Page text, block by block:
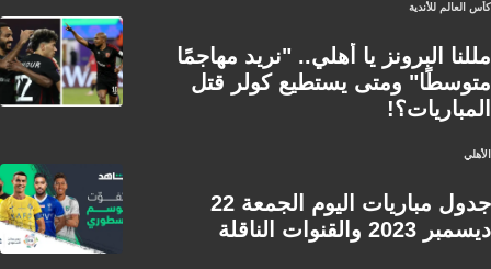
كأس العالم للأندية
مللنا البرونز يا أهلي.. "نريد مهاجمًا
متوسطًا" ومتى يستطيع كولر قتل
المباريات؟!
الأهلي
جدول مباريات اليوم الجمعة 22
ديسمبر 2023 والقنوات الناقلة